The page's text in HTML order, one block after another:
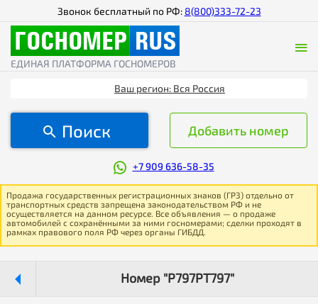
Звонок бесплатный по РФ: 8(800)333-72-23
ЕДИНАЯ ПЛАТФОРМА ГОСНОМЕРОВ
Ваш регион: Вся Россия
Поиск Добавить номер
+7 909 636-58-35
Продажа государственных регистрационных знаков (ГРЗ) отдельно от
транспортных средств запрещена законодательством РФ и не
осуществляется на данном ресурсе. Все объявления — о продаже
автомобилей с сохранёнными за ними госномерами; сделки проходят в
рамках правового поля РФ через органы ГИБДД.
Номер "Р797РТ797"